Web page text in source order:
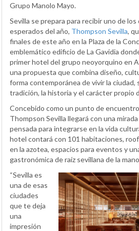
Grupo Manolo Mayo.
Sevilla se prepara para recibir uno de
esperados del año, Thompson Sevilla,
finales de este año en la Plaza de la
emblemático edificio de La Gavidia
primer hotel del grupo neoyorquino en
una propuesta que combina diseño,
forma contemporánea de vivir la ciudad,
tradición, la historia y el carácter propio
Concebido como un punto de
Thompson Sevilla llegará con una
pensada para integrarse en la vida
hotel contará con 101 habitaciones,
en la azotea, espacios para eventos y
gastronómica de raíz sevillana de la
“Sevilla es
una de esas
ciudades
que te deja
una
impresión